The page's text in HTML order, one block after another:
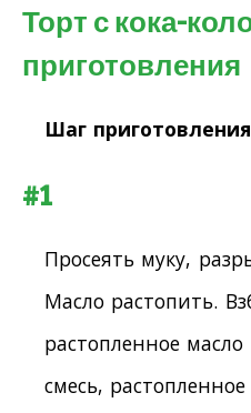
Торт с кока-
приготовления
Шаг
#1
Просеять муку,
Масло растопить.
растопленное
смесь,